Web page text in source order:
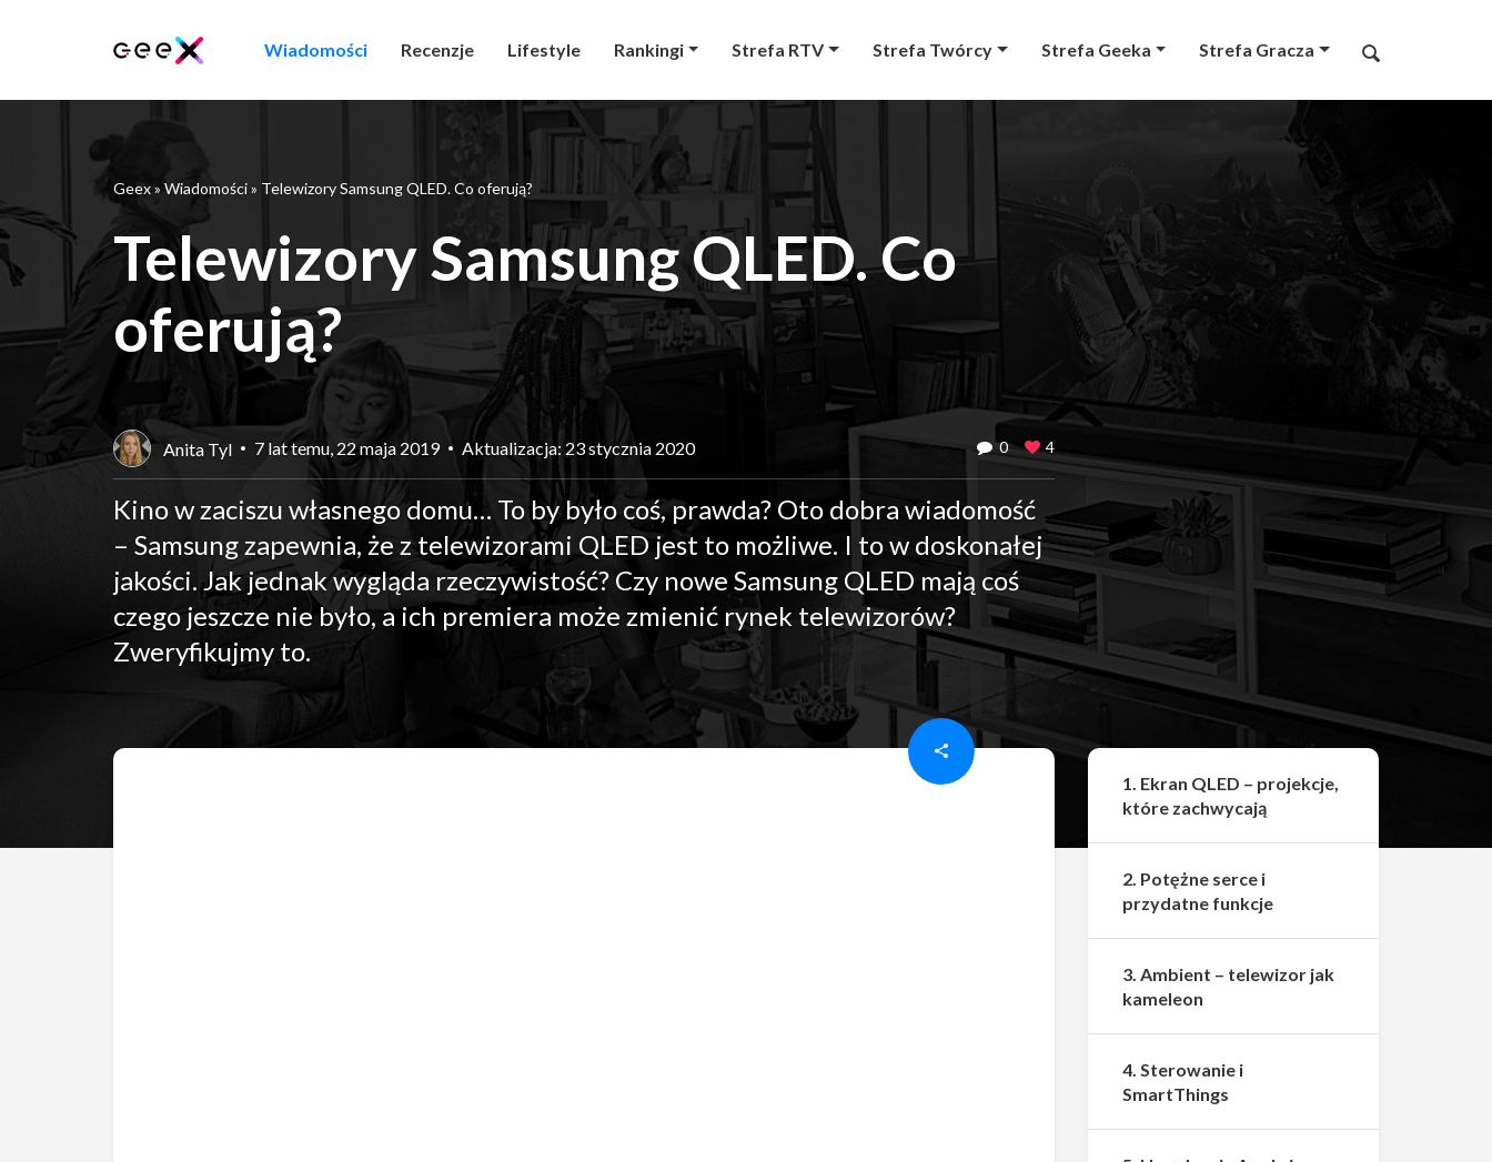
Wiadomości Recenzje Lifestyle Rankingi Strefa RTV Strefa Twórcy Strefa Geeka Strefa Gracza
Geex» Wiadomości» Telewizory Samsung QLED. Co oferują?
Telewizory Samsung QLED. Co
oferują?
Anita Tyl 7 lat temu, 22 maja 2019 Aktualizacja: 23 stycznia 2020 0 4
Kino w zaciszu własnego domu… To by było coś, prawda? Oto dobra wiadomość
– Samsung zapewnia, że z telewizorami QLED jest to możliwe. I to w doskonałej
jakości. Jak jednak wygląda rzeczywistość? Czy nowe Samsung QLED mają coś
czego jeszcze nie było, a ich premiera może zmienić rynek telewizorów?
Zweryfikujmy to.
Udostępnij
1. Ekran QLED – projekcje,
które zachwycają
2. Potężne serce i
przydatne funkcje
3. Ambient – telewizor jak
kameleon
4. Sterowanie i
SmartThings